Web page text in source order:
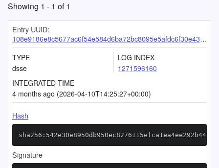
Showing 1 - 1 of1
Entry UUID:
108e9186e8c5677ac6f54e584d6ba72bc8095e5afdc6f30e43d552b3d06c9cfac988e39264973de4
TYPE
dsse
LOG INDEX
1271596160
INTEGRATED TIME
4 months ago (2026-04-10T14:25:27+00:00)
Hash
Signature